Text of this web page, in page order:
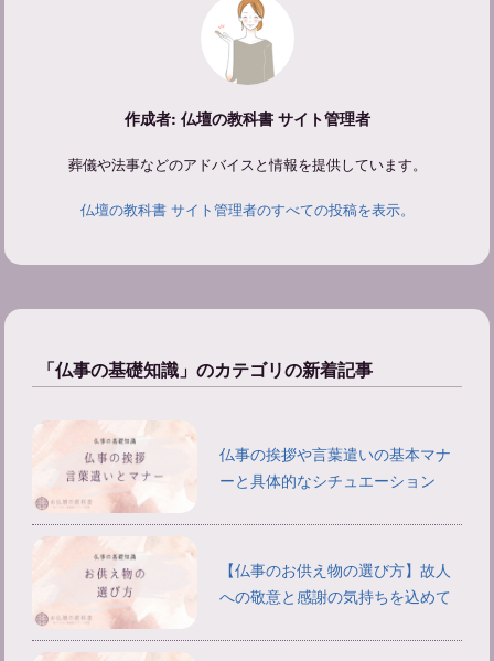
作成者: 仏壇の教科書 サイト管理者
葬儀や法事などのアドバイスと情報を提供しています。
仏壇の教科書 サイト管理者のすべての投稿を表示。
「仏事の基礎知識」のカテゴリの新着記事
仏事の挨拶や言葉遣いの基本マナ
ーと具体的なシチュエーション
【仏事のお供え物の選び方】故人
への敬意と感謝の気持ちを込めて